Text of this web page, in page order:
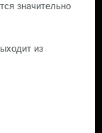
значительно
из